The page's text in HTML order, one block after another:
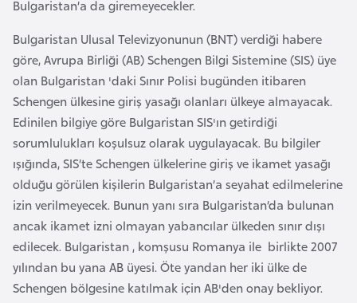
Bulgaristan’a da giremeyecekler.
Bulgaristan Ulusal Televizyonunun (BNT) verdiği habere
göre, Avrupa Birliği (AB) Schengen Bilgi Sistemine (SIS) üye
olan Bulgaristan 'daki Sınır Polisi bugünden itibaren
Schengen ülkesine giriş yasağı olanları ülkeye almayacak.
Edinilen bilgiye göre Bulgaristan SIS'ın getirdiği
sorumlulukları koşulsuz olarak uygulayacak. Bu bilgiler
ışığında, SIS’te Schengen ülkelerine giriş ve ikamet yasağı
olduğu görülen kişilerin Bulgaristan’a seyahat edilmelerine
izin verilmeyecek. Bunun yanı sıra Bulgaristan’da bulunan
ancak ikamet izni olmayan yabancılar ülkeden sınır dışı
edilecek. Bulgaristan , komşusu Romanya ile birlikte 2007
yılından bu yana AB üyesi. Öte yandan her iki ülke de
Schengen bölgesine katılmak için AB'den onay bekliyor.
a
A
z
e
r
b
a
y
c
a
n
B